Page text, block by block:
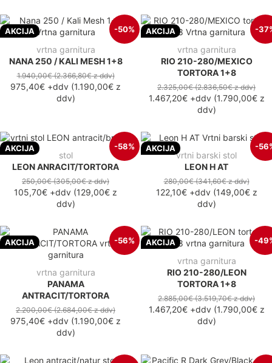
AKCIJA -50%
vrtna garnitura
NANA 250 / KALI MESH 1+8
1.940,00€(2.366,80€z ddv)
975,40€ +ddv (1.190,00€ z
ddv)
AKCIJA -
vrtna garnitura
RIO 210-280/MEXICO
TORTORA 1+8
2.325,00€(2.836,50€z ddv)
1.467,20€+ddv(1.790,00€z
ddv)
AKCIJA -58%
stol
LEON ANRACIT/TORTORA
250,00€(305,00€z ddv)
105,70€ +ddv (129,00€ z
ddv)
AKCIJA -
vrtni barski stol
LEON H AT
280,00€(341,60€z ddv)
122,10€+ddv(149,00€z
ddv)
AKCIJA -56%
vrtna garnitura
PANAMA
ANTRACIT/TORTORA
2.200,00€(2.684,00€z ddv)
975,40€ +ddv (1.190,00€ z
ddv)
AKCIJA -
vrtna garnitura
RIO 210-280/LEON
TORTORA 1+8
2.885,00€(3.519,70€z ddv)
1.467,20€+ddv(1.790,00€z
ddv)